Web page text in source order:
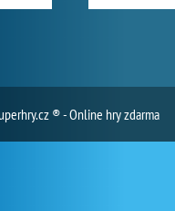
® - Online hry zdarma